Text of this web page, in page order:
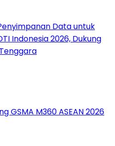
Data untuk
Indonesia 2026, Dukung
GSMA M360 ASEAN 2026